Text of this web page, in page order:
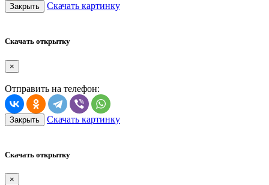
Закрыть Скачать картинку
Скачать открытку
×
Отправить на телефон:
Закрыть Скачать картинку
Скачать открытку
×